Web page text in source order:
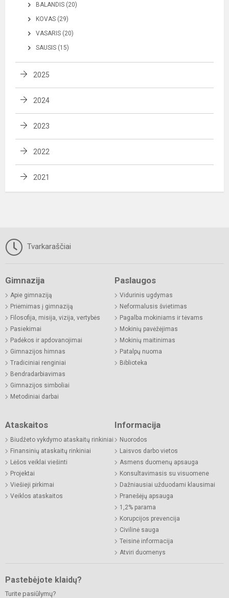
BALANDIS (20)
KOVAS (29)
VASARIS (20)
SAUSIS (15)
2025
2024
2023
2022
2021
Tvarkaraščiai
Gimnazija
Apie gimnaziją
Priėmimas į gimnaziją
Filosofija, misija, vizija, vertybės
Pasiekimai
Padėkos ir apdovanojimai
Gimnazijos himnas
Tradiciniai renginiai
Bendradarbiavimas
Gimnazijos simboliai
Metodiniai darbai
Paslaugos
Vidurinis ugdymas
Neformalusis švietimas
Pagalba mokiniams ir tėvams
Mokinių pavėžėjimas
Mokinių maitinimas
Patalpų nuoma
Biblioteka
Ataskaitos
Biudžeto vykdymo ataskaitų rinkiniai
Finansinių ataskaitų rinkiniai
Lėšos veiklai viešinti
Projektai
Viešieji pirkimai
Veiklos ataskaitos
Informacija
Nuorodos
Laisvos darbo vietos
Asmens duomenų apsauga
Konsultavimasis su visuomene
Dažniausiai užduodami klausimai
Pranešėjų apsauga
1,2% parama
Korupcijos prevencija
Civilinė sauga
Teisinė informacija
Atviri duomenys
Pastebėjote klaidų?
Turite pasiūlymų?